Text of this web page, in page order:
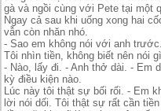
gà và ngồi cùng với Pete tại một
Ngay cả sau khi uống xong hai
vẫn còn nhăn nhó.
- Sao em không nói với anh
Tôi nhìn tiền, không biết nên nói gì.
- Nào, lấy đi. - Anh thở dài. - Em
kỳ điều kiện nào.
Lúc này tôi thật sự bối rối. - Em
lời nói dối. Tôi thật sự rất cần